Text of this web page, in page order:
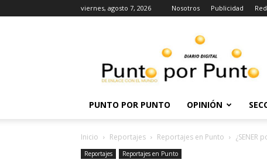
viernes, agosto 7, 2026 Nosotros Publicidad
Punto
PUNTO POR PUNTO OPINIÓN
Inicio Reportajes Reportajes en Punto ¿SENER
Reportajes Reportajes en Punto